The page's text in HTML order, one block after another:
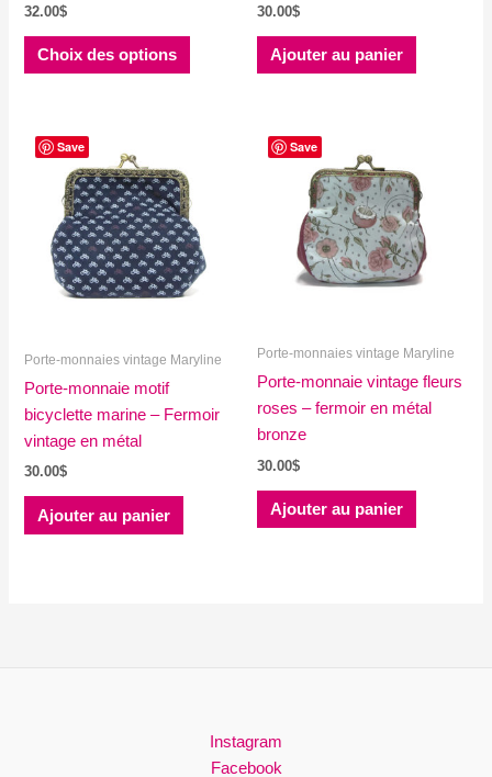
32.00$
Choix des options
Ce
options
peuvent
être
choisies
page
produit
30.00$
Ajouter au panier
Save
Porte-monnaies vintage Maryline
Porte-monnaie motif
bicyclette marine – Fermoir
vintage en métal
30.00$
Ajouter au panier
Save
Porte-monnaies vintage Maryline
Porte-monnaie vintage fleurs
roses – fermoir en métal
bronze
30.00$
Ajouter au panier
Instagram
Facebook